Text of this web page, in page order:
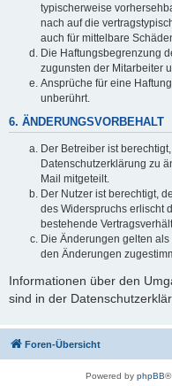
typischerweise
nach auf die
auch für mittelbare
Die Haftungsbegrenzung
zugunsten der Mitarbeiter
Ansprüche für eine
unberührt.
6. ÄNDERUNGSVORBEHALT
Der Betreiber ist
Datenschutzerklärung zu
Mail mitgeteilt.
Der Nutzer ist berechtigt,
des Widerspruchs erlischt
bestehende
Die Änderungen gelten
den Änderungen
Informationen über den
sind in der
Foren-Übersicht
Powered by phpBB®